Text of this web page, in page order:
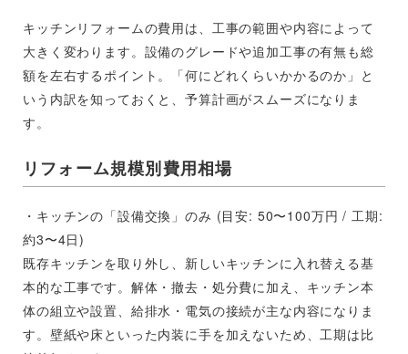
キッチンリフォームの費用は、工事の範囲や内容によって
大きく変わります。設備のグレードや追加工事の有無も総
額を左右するポイント。「何にどれくらいかかるのか」と
いう内訳を知っておくと、予算計画がスムーズになりま
す。
リフォーム規模別費用相場
・キッチンの「設備交換」のみ (目安: 50〜100万円 / 工期:
約3〜4日)
既存キッチンを取り外し、新しいキッチンに入れ替える基
本的な工事です。解体・撤去・処分費に加え、キッチン本
体の組立や設置、給排水・電気の接続が主な内容になりま
す。壁紙や床といった内装に手を加えないため、工期は比